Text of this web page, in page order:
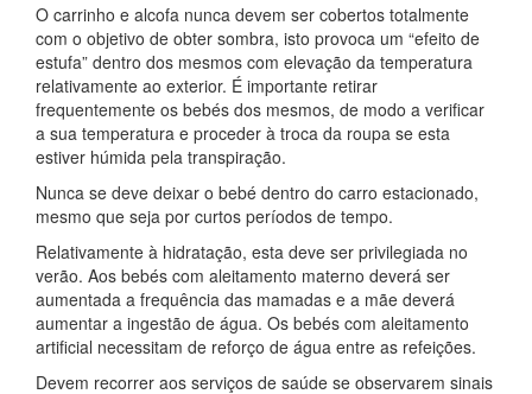
O carrinho e alcofa nunca devem ser cobertos totalmente
com o objetivo de obter sombra, isto provoca um “efeito de
estufa” dentro dos mesmos com elevação da temperatura
relativamente ao exterior. É importante retirar
frequentemente os bebés dos mesmos, de modo a verificar
a sua temperatura e proceder à troca da roupa se esta
estiver húmida pela transpiração.
Nunca se deve deixar o bebé dentro do carro estacionado,
mesmo que seja por curtos períodos de tempo.
Relativamente à hidratação, esta deve ser privilegiada no
verão. Aos bebés com aleitamento materno deverá ser
aumentada a frequência das mamadas e a mãe deverá
aumentar a ingestão de água. Os bebés com aleitamento
artificial necessitam de reforço de água entre as refeições.
Devem recorrer aos serviços de saúde se observarem sinais